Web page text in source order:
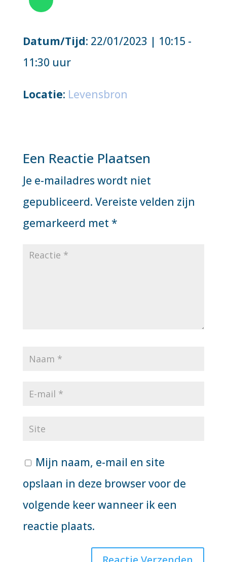
Datum/Tijd: 22/01/2023 | 10:15 -
11:30 uur
Locatie: Levensbron
Een Reactie Plaatsen
Je e-mailadres wordt niet
gepubliceerd. Vereiste velden zijn
gemarkeerd met *
Mijn naam, e-mail en site
opslaan in deze browser voor de
volgende keer wanneer ik een
reactie plaats.